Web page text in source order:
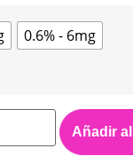
0.6% - 6mg
Añadir